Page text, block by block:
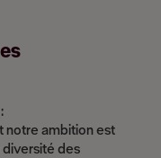
notre ambition est
diversité des